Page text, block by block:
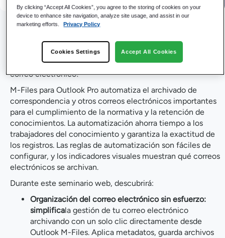
Fecha del evento: A petición
¿Dedicas demasiado tiempo a archivar correos
electrónicos? ¡Mira nuestro seminario web y descubre
cómo M-Files Outlook puede transformar la gestión de tu
correo electrónico!
M-Files para Outlook Pro automatiza el archivado de
correspondencia y otros correos electrónicos importantes
para el cumplimiento de la normativa y la retención de
conocimientos. La automatización ahorra tiempo a los
trabajadores del conocimiento y garantiza la exactitud de
los registros. Las reglas de automatización son fáciles de
configurar, y los indicadores visuales muestran qué correos
electrónicos se archivan.
Durante este seminario web, descubrirá:
Organización del correo electrónico sin esfuerzo:
simplificala gestión de tu correo electrónico
archivando con un solo clic directamente desde
Outlook M-Files. Aplica metadatos, guarda archivos
By clicking “Accept All Cookies”, you agree to the storing of cookies on your
device to enhance site navigation, analyze site usage, and assist in our
marketing efforts.
Privacy Policy
Cookies Settings Accept All Cookies